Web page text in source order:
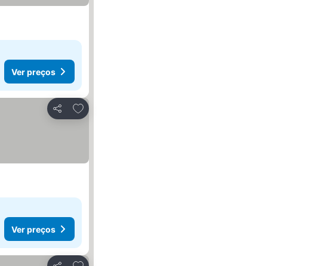
Ver preços
Partilhar
Adicionar aos favoritos
Ver preços